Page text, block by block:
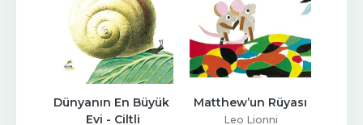
Dünyanın En Büyük
Evi - Ciltli
Matthew’un Rüyası
Leo Lionni